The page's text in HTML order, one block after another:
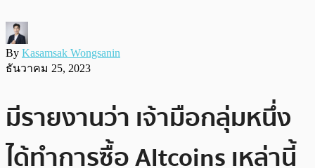
By Kasamsak Wongsanin
ธันวาคม 25, 2023
มีรายงานว่า เจ้ามือกลุ่มหนึ่ง
ได้ทำการซื้อ Altcoins เหล่านี้